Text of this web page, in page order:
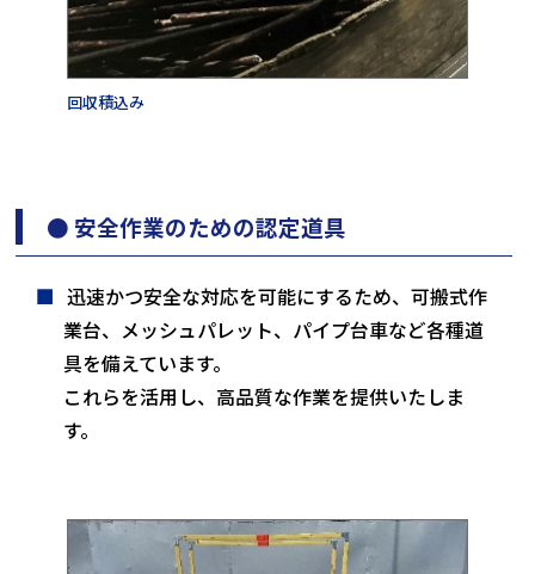
回収積込み
● 安全作業のための認定道具
迅速かつ安全な対応を可能にするため、可搬式作
業台、メッシュパレット、パイプ台車など各種道
具を備えています。
これらを活用し、高品質な作業を提供いたしま
す。